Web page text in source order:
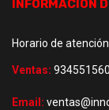
INFORMACIÓN
Horario de
Ventas:
Email: